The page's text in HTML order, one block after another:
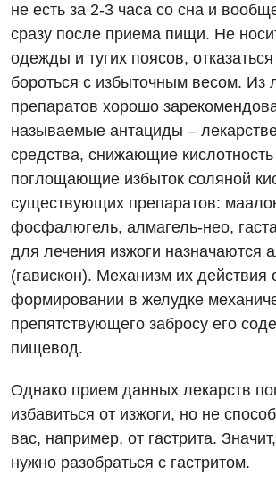
Андрология
Бесплатные услуги
Вакцинация
Гастроэнтерология
Гинекологическое отделение
Дерматовенерология
Диетология
Дневной стационар
Кардиология
Медицинская психология
Неврология
Урологическое отделение
Хирургическое отделение
Эндоскопическое отделение
не есть за 2-3 часа со сна и
сразу после приема пищи. Не
одежды и тугих поясов,
бороться с избыточным весом. Из
препаратов хорошо
называемые антациды –
средства, снижающие
поглощающие избыток соляной
существующих препаратов:
фосфалюгель, алмагель-нео,
для лечения изжоги назначаются
(гавискон). Механизм их действия
формировании в желудке
препятствующего забросу его
пищевод.
Однако прием данных лекарств
избавиться от изжоги, но не
вас, например, от гастрита.
нужно разобраться с гастритом.